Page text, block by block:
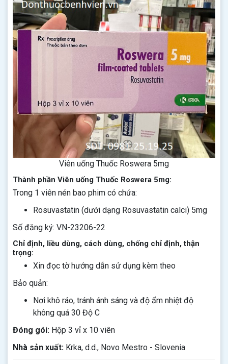
Viên uống Thuốc Roswera 5mg
Thành phần Viên uống Thuốc Roswera 5mg:
Trong 1 viên nén bao phim có chứa:
Rosuvastatin (dưới dạng Rosuvastatin calci) 5mg
Số đăng ký: VN-23206-22
Chỉ định, liều dùng, cách dùng, chống chỉ định, thận
trọng:
Xin đọc tờ hướng dẫn sử dụng kèm theo
Bảo quản:
Nơi khô ráo, tránh ánh sáng và độ ẩm nhiệt độ
không quá 30 Độ C
Đóng gói: Hộp 3 vỉ x 10 viên
Nhà sản xuất: Krka, d.d., Novo Mestro - Slovenia